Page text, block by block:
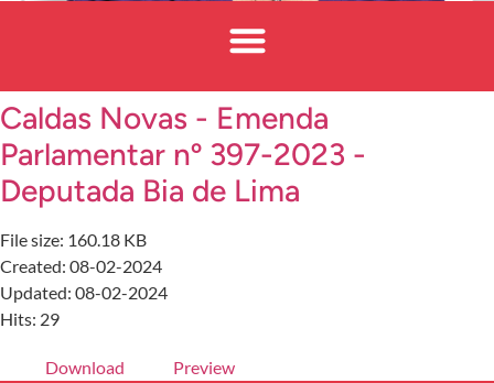
Caldas Novas - Emenda
Parlamentar nº 397-2023 -
Deputada Bia de Lima
File size: 160.18 KB
Created: 08-02-2024
Updated: 08-02-2024
Hits: 29
Download Preview